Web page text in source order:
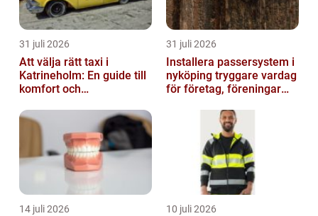
31 juli 2026
Att välja rätt taxi i
Katrineholm: En guide till
komfort och
31 juli 2026
Installera passersystem i
nyköping tryggare vardag
för företag, föreningar
14 juli 2026 10 juli 2026